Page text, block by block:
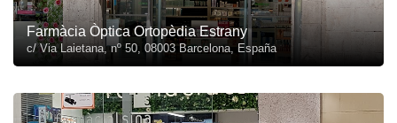
Farmàcia Òptica Ortopèdia Estrany
c/ Via Laietana, nº 50, 08003 Barcelona, España